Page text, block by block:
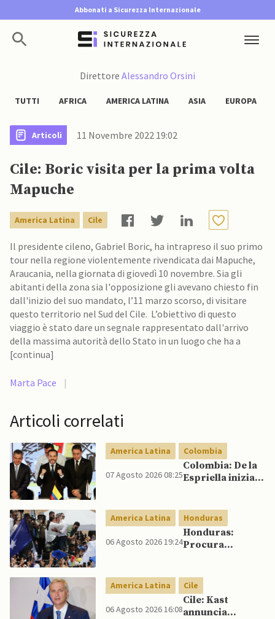
Abbonati a Sicurezza Internazionale
Direttore Alessandro Orsini
TUTTI AFRICA AMERICA LATINA ASIA EUROPA
Articoli 11 Novembre 2022 19:02
Cile: Boric visita per la prima volta
Mapuche
America Latina Cile
Il presidente cileno, Gabriel Boric, ha intrapreso il suo primo
tour nella regione violentemente rivendicata dai Mapuche,
Araucania, nella giornata di giovedì 10 novembre. Sia gli
abitanti della zona sia l'opposizione gli avevano chiesto fin
dall'inizio del suo mandato, l’11 marzo scorso, di visitare
questo territorio nel Sud del Cile. L’obiettivo di questo
viaggio è stato dare un segnale rappresentato dall'arrivo
della massima autorità dello Stato in un luogo che ha a
[continua]
Marta Pace |
Articoli correlati
America Latina Colombia
07 Agosto 2026 08:25
Colombia: De la
Espriella inizia il
America Latina Honduras
06 Agosto 2026 19:24
Honduras:
Procura
presidente
America Latina Cile
06 Agosto 2026 16:08
Cile: Kast
annuncia